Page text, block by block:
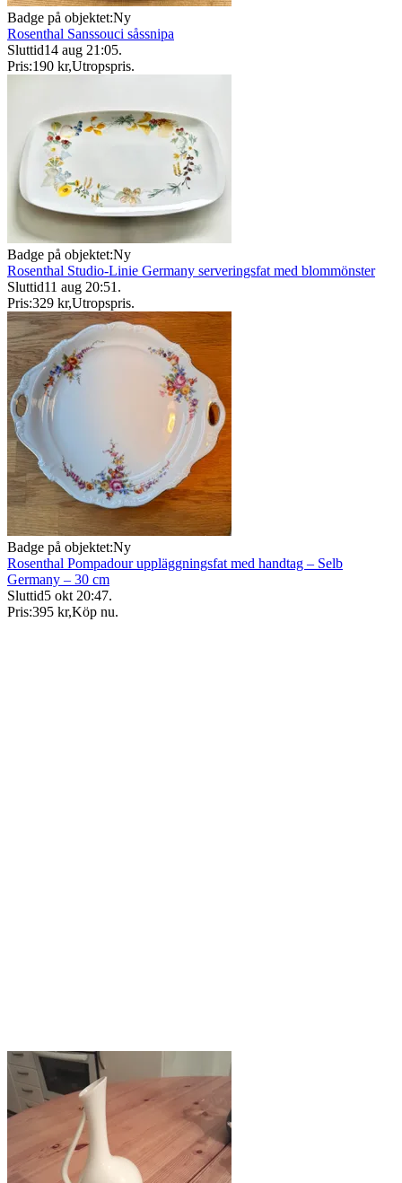
Badge på objektet:Ny
Rosenthal Sanssouci såssnipa
Sluttid14 aug 21:05.
Pris:190 kr,Utropspris.
Badge på objektet:Ny
Rosenthal Studio-Linie Germany serveringsfat med blommönster
Sluttid11 aug 20:51 .
Pris:329 kr,Utropspris.
Badge på objektet:Ny
Rosenthal Pompadour uppläggningsfat med handtag – Selb
Germany – 30 cm
Sluttid5 okt 20:47.
Pris:395 kr,Köp nu.